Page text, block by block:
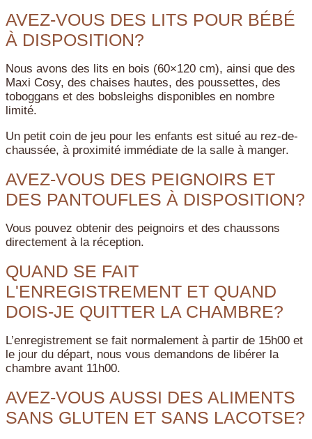
AVEZ-VOUS DES LITS POUR BÉBÉ
À DISPOSITION?
Nous avons des lits en bois (60×120 cm), ainsi que des
Maxi Cosy, des chaises hautes, des poussettes, des
toboggans et des bobsleighs disponibles en nombre
limité.
Un petit coin de jeu pour les enfants est situé au rez-de-
chaussée, à proximité immédiate de la salle à manger.
AVEZ-VOUS DES PEIGNOIRS ET
DES PANTOUFLES À DISPOSITION?
Vous pouvez obtenir des peignoirs et des chaussons
directement à la réception.
QUAND SE FAIT
L'ENREGISTREMENT ET QUAND
DOIS-JE QUITTER LA CHAMBRE?
L’enregistrement se fait normalement à partir de 15h00 et
le jour du départ, nous vous demandons de libérer la
chambre avant 11h00.
AVEZ-VOUS AUSSI DES ALIMENTS
SANS GLUTEN ET SANS LACOTSE?